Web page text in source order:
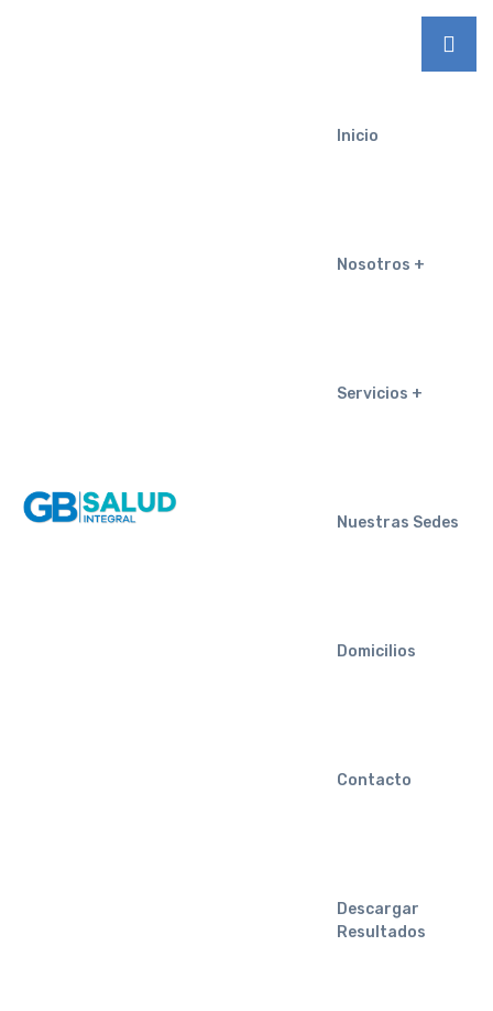
Inicio
Nosotros
Servicios
Nuestras Sedes
Domicilios
Contacto
Descargar
Resultados